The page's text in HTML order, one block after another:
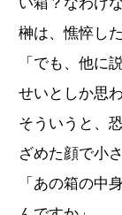
榊は、憔悴し
「でも、他に
せいとしか思
そういうと、
ざめた顔で小
「あの箱の中